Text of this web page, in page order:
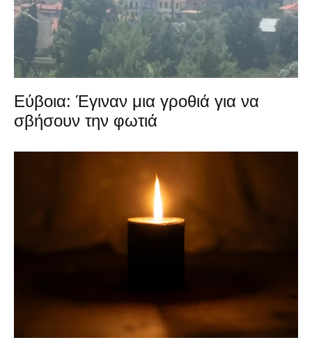
Εύβοια: Έγιναν μια γροθιά για να
σβήσουν την φωτιά